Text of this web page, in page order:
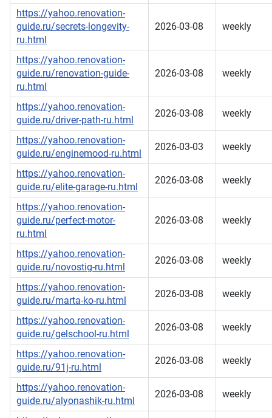
https://yahoo.renovation-
guide.ru/secrets-longevity-
ru.html
2026-03-08 weekly
https://yahoo.renovation-
guide.ru/renovation-guide-
ru.html
2026-03-08 weekly
https://yahoo.renovation-
guide.ru/driver-path-ru.html
2026-03-08 weekly
https://yahoo.renovation-
guide.ru/enginemood-ru.html
2026-03-03 weekly
https://yahoo.renovation-
guide.ru/elite-garage-ru.html
2026-03-08 weekly
https://yahoo.renovation-
guide.ru/perfect-motor-
ru.html
2026-03-08 weekly
https://yahoo.renovation-
guide.ru/novostig-ru.html
2026-03-08 weekly
https://yahoo.renovation-
guide.ru/marta-ko-ru.html
2026-03-08 weekly
https://yahoo.renovation-
guide.ru/gelschool-ru.html
2026-03-08 weekly
https://yahoo.renovation-
guide.ru/91j-ru.html
2026-03-08 weekly
https://yahoo.renovation-
guide.ru/alyonashik-ru.html
2026-03-08 weekly